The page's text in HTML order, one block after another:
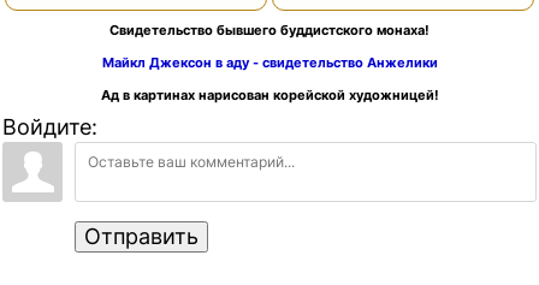
Свидетельство бывшего буддистского монаха!
Майкл Джексон в аду - свидетельство Анжелики
Ад в картинах нарисован корейской художницей!
Войдите:
Отправить